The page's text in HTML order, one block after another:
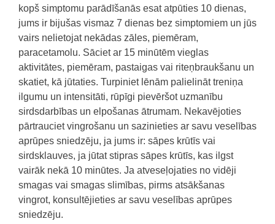
kopš simptomu parādīšanās esat atpūties 10 dienas,
jums ir bijušas vismaz 7 dienas bez simptomiem un jūs
vairs nelietojat nekādas zāles, piemēram,
paracetamolu. Sāciet ar 15 minūtēm vieglas
aktivitātes, piemēram, pastaigas vai riteņbraukšanu un
skatiet, kā jūtaties. Turpiniet lēnām palielināt treniņa
ilgumu un intensitāti, rūpīgi pievēršot uzmanību
sirdsdarbības un elpošanas ātrumam. Nekavējoties
pārtrauciet vingrošanu un sazinieties ar savu veselības
aprūpes sniedzēju, ja jums ir: sāpes krūtīs vai
sirdsklauves, ja jūtat stipras sāpes krūtīs, kas ilgst
vairāk nekā 10 minūtes. Ja atveseļojaties no vidēji
smagas vai smagas slimības, pirms atsākšanas
vingrot, konsultējieties ar savu veselības aprūpes
sniedzēju.